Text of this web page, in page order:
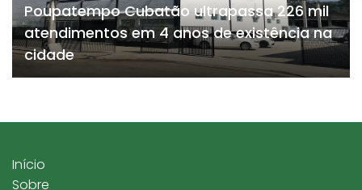
Poupatempo Cubatão ultrapassa 226 mil
atendimentos em 4 anos de existência na
cidade
Início
Sobre